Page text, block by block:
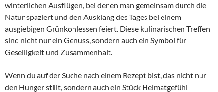
winterlichen Ausflügen, bei denen man gemeinsam durch die
Natur spaziert und den Ausklang des Tages bei einem
ausgiebigen Grünkohlessen feiert. Diese kulinarischen Treffen
sind nicht nur ein Genuss, sondern auch ein Symbol für
Geselligkeit und Zusammenhalt.
Wenn du auf der Suche nach einem Rezept bist, das nicht nur
den Hunger stillt, sondern auch ein Stück Heimatgefühl